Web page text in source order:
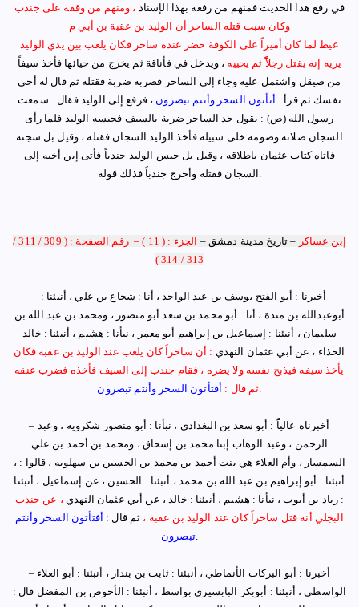
في رفع هذا الحديث فمنهم من رفعه بهذا الإسناد ، ومنهم من وقفه على جندب
وكان سبب قتله الساحر أن الوليد بن عقبة بن أبي م
عيط لما كان أميراً على الكوفة حضر عنده ساحر فكان يلعب بين يدي الوليد
يريه إنه يقتل رجلاًًً ثم يحييه ، ويدخل في فأناقة ثم يخرج من حيائها فأخذ سيفاً
من صيقل واشتمل عليه وجاء إلى الساحر فضربه ضربة فقتله ثم قال له أحي
نفسك ثم قرأ : أتأتون السحر وأنتم تبصرون ، فرفع إلى الوليد فقال : سمعت
رسول الله (ص) : يقول حد الساحر ضربة بالسيف فحبسه الوليد فلما رأى
السجان صلاته وصومه خلى سبيله فأخذ الوليد السجان فقتله ، وقيل بل سجنه
فاتاه كتاب عثمان باطلاقه ، وقيل بل حبس الوليد جندباً فأتى إبن أخيه إلى
السجان فقتله وأخرج جندباً فذلك قوله
إبن عساكر – تاريخ مدينة دمشق – الجزء : ( 11 ) –
رقم الصفحة : ( 309 / 311 /
313 / 314 )
– أخبرنا : أبو الفتح يوسف بن عبد الواحد ، أنا : شجاع بن علي ، أنبئنا :
أبوعبدالله بن مندة ، أنا : أبو محمد بن سعد أبو منصور ، ومحمد بن عبد الله بن
سليمان ، أنبئنا : إسماعيل بن إبراهيم أبو معمر ، نبأنا : هشيم ، أنبئنا : خالد
الحذاء ، عن أبي عثمان النهدي : أن ساحراً كان يلعب عند الوليد بن عقبة فكان
يأخذ سيفه فيذبح نفسه ولا يضره ، فقام جندب إلى السيف فأخذه فضرب عنقه
ثم قال : أفتأتون السحر وأنتم تبصرون
– أخبرناه عالياًً : أبو سعد بن البغدادي ، نبأنا : أبو منصور شكرويه ، وعبد
الرحمن ، وعبد الوهاب إبنا محمد بن إسحاق ، ومحمد بن أحمد بن علي
السمسار ، وأم العلاء هي بنت أحمد بن محمد بن الحسين بن سهلويه ، قالوا : ،
أنبئنا : أبو إبراهيم بن عبد الله بن محمد ، أنبئنا : الحسين ، عن إسماعيل ، أنبئنا
: زياد بن أيوب ، نبأنا : هشيم ، أنبئنا : خالد ، عن أبي عثمان النهدي ، عن جندب
البجلي أنه قتل ساحراً كان عند الوليد بن عقبة ، ثم قال : أفتأتون السحر وأنتم
تبصرون.
– أخبرنا : أبو البركات الأنماطي ، أنبئنا : ثابت بن بندار ، أنبئنا : أبو العلاء
الواسطي ، أنبئنا : أبوبكر البابسيري بواسط ، أنبئنا : الأحوص بن المفضل قال :